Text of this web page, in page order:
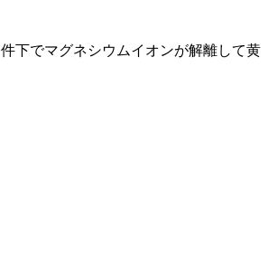
下でマグネシウムイオンが解離して黄